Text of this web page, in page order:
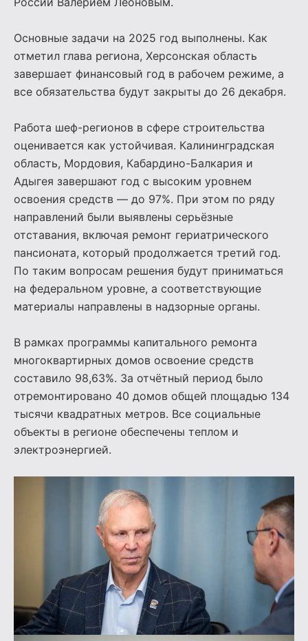
Основные задачи на 2025 год выполнены. Как
отметил глава региона, Херсонская область
завершает финансовый год в рабочем режиме, а
все обязательства будут закрыты до 26 декабря.
Работа шеф-регионов в сфере строительства
оценивается как устойчивая. Калининградская
область, Мордовия, Кабардино-Балкария и
Адыгея завершают год с высоким уровнем
освоения средств — до 97%. При этом по ряду
направлений были выявлены серьёзные
отставания, включая ремонт гериатрического
пансионата, который продолжается третий год.
По таким вопросам решения будут приниматься
на федеральном уровне, а соответствующие
материалы направлены в надзорные органы.
В рамках программы капитального ремонта
многоквартирных домов освоение средств
составило 98,63%. За отчётный период было
отремонтировано 40 домов общей площадью 134
тысячи квадратных метров. Все социальные
объекты в регионе обеспечены теплом и
электроэнергией.